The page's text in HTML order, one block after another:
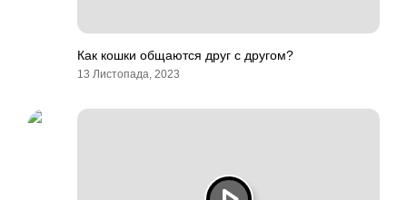
Как кошки общаются друг с другом?
13 Листопада, 2023